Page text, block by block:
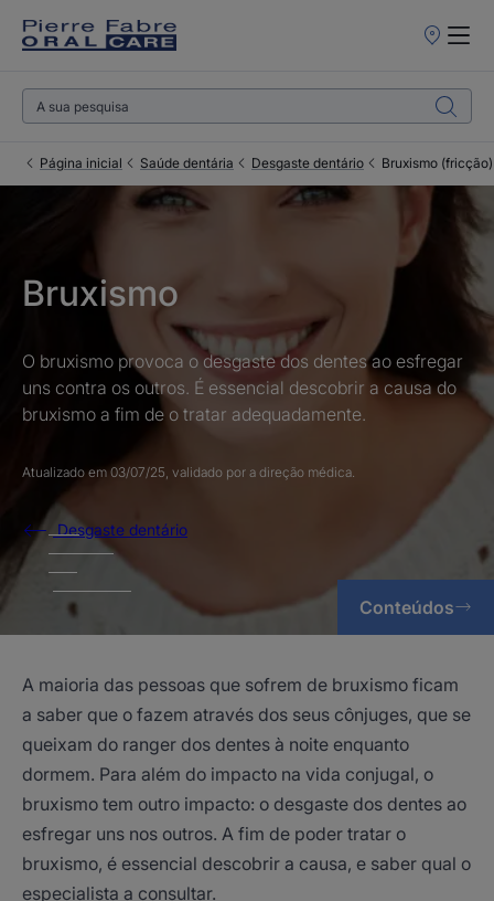
Pontos
Página inicial Saúde dentária Desgaste dentário Bruxismo (fricção)
Bruxismo
O bruxismo provoca o desgaste dos dentes ao esfregar
uns contra os outros. É essencial descobrir a causa do
bruxismo a fim de o tratar adequadamente.
Atualizado em03/07/25, validado por a direção médica.
Desgaste dentário
Conteúdos
A maioria das pessoas que sofrem de bruxismo ficam
a saber que o fazem através dos seus cônjuges, que se
queixam do ranger dos dentes à noite enquanto
dormem. Para além do impacto na vida conjugal, o
bruxismo tem outro impacto: o desgaste dos dentes ao
esfregar uns nos outros. A fim de poder tratar o
bruxismo, é essencial descobrir a causa, e saber qual o
especialista a consultar.